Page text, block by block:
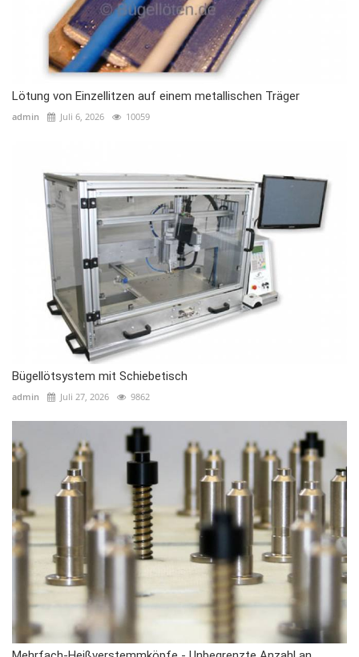
Lötung von Einzellitzen auf einem metallischen Träger
admin Juli 6, 2026 10059
Bügellötsystem mit Schiebetisch
admin Juli 27, 2026 9862